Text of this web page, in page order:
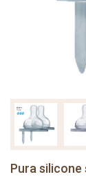
Pura silicone